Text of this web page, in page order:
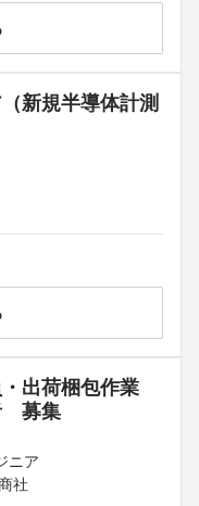
新規半導体計測
出荷梱包作業
募集
ニア
社